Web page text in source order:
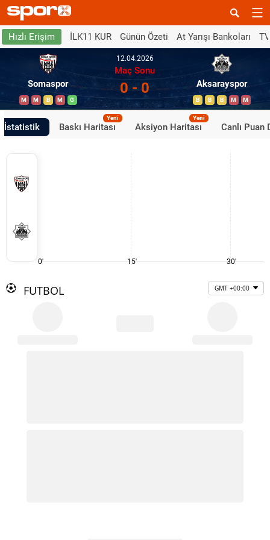
Hızlı Erişim İLK11 KUR Günün Özeti At Yarışı Bankoları
Somaspor
M M B M G
12.04.2026
Maç Sonu
0 - 0 Aksarayspor
B B B M M
İstatistik Baskı Haritası
Yeni
Aksiyon Haritası
Yeni
Canlı Puan
0' 15' 30'
FUTBOL GMT +00:00